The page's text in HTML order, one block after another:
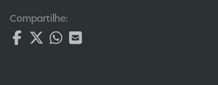
Compartilhe: